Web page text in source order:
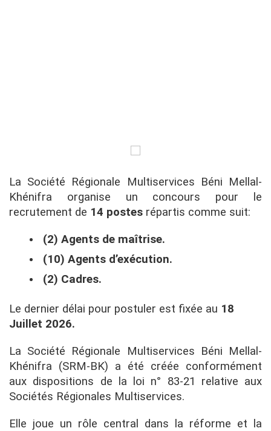
La Société Régionale Multiservices Béni Mellal-
Khénifra organise un concours pour le
recrutement de 14 postes répartis comme suit:
(2) Agents de maîtrise.
(10) Agents d’exécution.
(2) Cadres.
Le dernier délai pour postuler est fixée au 18
Juillet 2026.
La Société Régionale Multiservices Béni Mellal-
Khénifra (SRM-BK) a été créée conformément
aux dispositions de la loi n° 83-21 relative aux
Sociétés Régionales Multiservices.
Elle joue un rôle central dans la réforme et la